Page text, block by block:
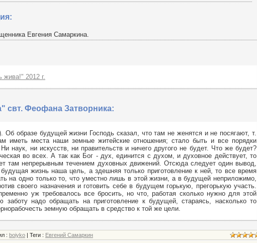
Евгения Самаркина.
жива!" 2012 г.
свт. Феофана Затворника:
Об образе будущей жизни Господь сказал, что там не женятся и не посягают, т.
иметь места наши земные житейские отношения; стало быть и все порядки
наук, ни искусств, ни правительств и ничего другого не будет. Что же будет?
во всех. А так как Бог - дух, единится с духом, и духовное действует, то
там непрерывным течением духовных движений. Отсюда следует один вывод,
будущая жизнь наша цель, а здешняя только приготовление к ней, то все время
на одно только то, что уместно лишь в этой жизни, а в будущей неприложимо,
своего назначения и готовить себе в будущем горькую, прегорькую участь.
уж требовалось все бросить, но что, работая сколько нужно для этой
заботу надо обращать на приготовление к будущей, стараясь, насколько то
земную обращать в средство к той же цели.
: boiyko| Теги : Евгений Самаркин